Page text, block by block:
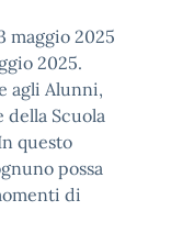
maggio 2025
2025.
agli Alunni,
della Scuola
questo
possa
di